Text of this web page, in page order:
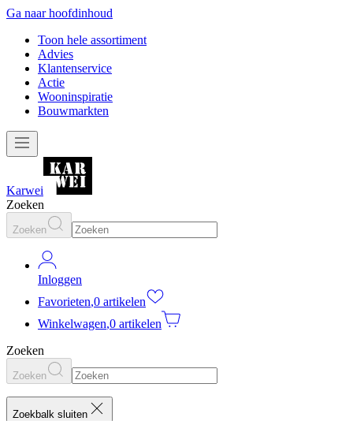
Ga naar hoofdinhoud
Toon hele assortiment
Advies
Klantenservice
Actie
Wooninspiratie
Bouwmarkten
Karwei
Zoeken
Zoeken
Inloggen
Favorieten,0 artikelen
Winkelwagen,0 artikelen
Zoeken
Zoeken
Zoekbalk sluiten